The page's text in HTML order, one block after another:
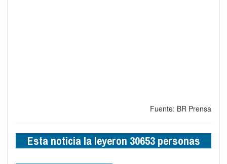
Fuente: BR Prensa
Esta noticia la leyeron 30653 personas